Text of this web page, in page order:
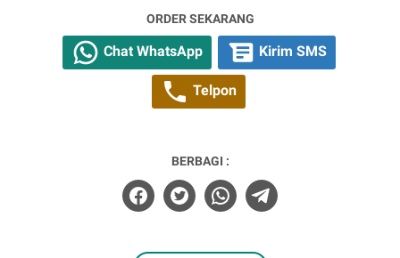
ORDER SEKARANG
Chat WhatsApp Kirim SMS
Telpon
BERBAGI :